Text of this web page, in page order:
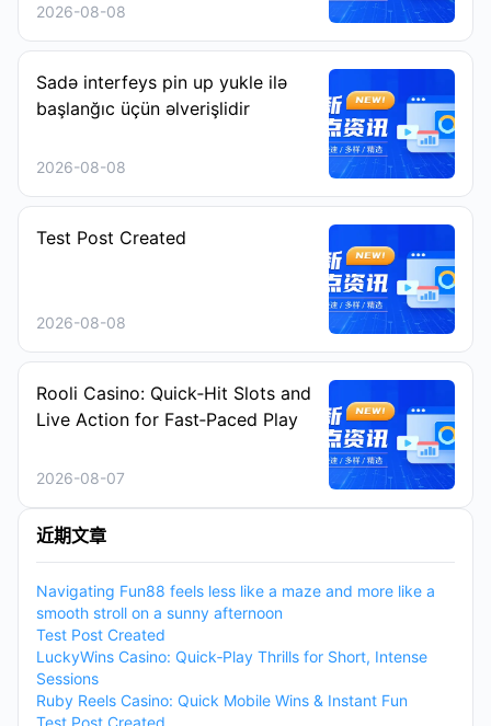
2026-08-08
Sadə interfeys pin up yukle ilə
başlanğıc üçün əlverişlidir
2026-08-08
Test Post Created
2026-08-08
Rooli Casino: Quick‑Hit Slots and
Live Action for Fast‑Paced Play
2026-08-07
近期文章
Navigating Fun88 feels less like a maze and more like a
smooth stroll on a sunny afternoon
Test Post Created
LuckyWins Casino: Quick‑Play Thrills for Short, Intense
Sessions
Ruby Reels Casino: Quick Mobile Wins & Instant Fun
Test Post Created